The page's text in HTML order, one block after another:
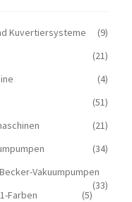
Kuvertiersysteme
(9)
(21)
(4)
(51)
(21)
(34)
Vakuumpumpen
(33)
Farben
(5)